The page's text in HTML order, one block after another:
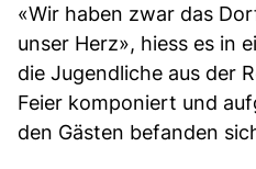
«Wir haben zwar das
unser Herz», hiess es in
die Jugendliche aus der
Feier komponiert und
den Gästen befanden